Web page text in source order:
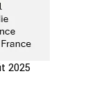
2025